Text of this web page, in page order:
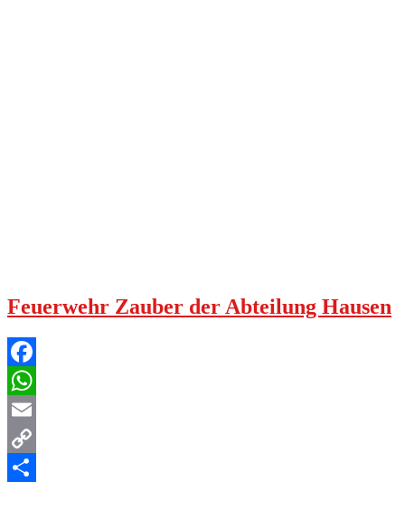
Feuerwehr Zauber der Abteilung Hausen
Facebook
WhatsApp
Email
Copy